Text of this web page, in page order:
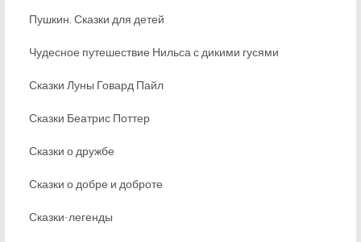
Пушкин. Сказки для детей
Чудесное путешествие Нильса с дикими гусями
Сказки Луны Говард Пайл
Сказки Беатрис Поттер
Сказки о дружбе
Сказки о добре и доброте
Сказки-легенды